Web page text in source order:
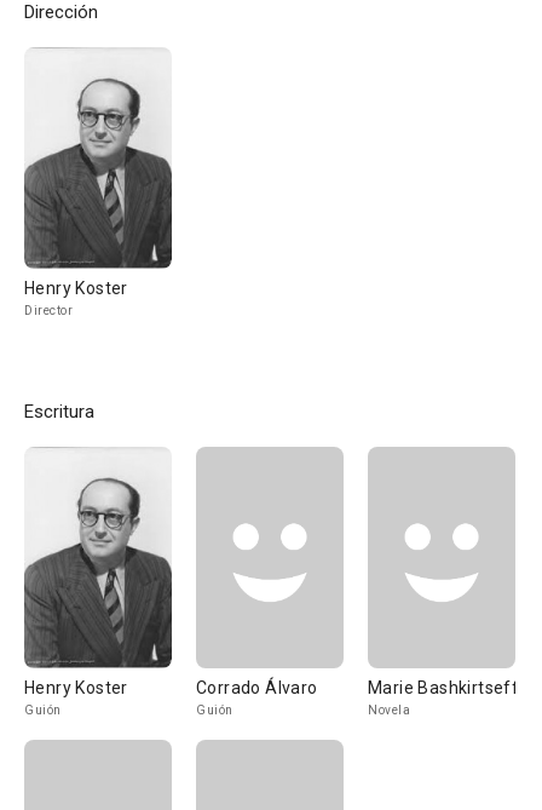
Dirección
Henry Koster
Director
Escritura
Henry Koster
Guión
Corrado Álvaro
Guión
Marie Bashkirtseff
Novela